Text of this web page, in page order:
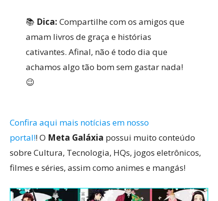
📚 Dica: Compartilhe com os amigos que
amam livros de graça e histórias
cativantes. Afinal, não é todo dia que
achamos algo tão bom sem gastar nada!
😉
Confira aqui mais notícias em nosso
portal!! O Meta Galáxia possui muito conteúdo
sobre Cultura, Tecnologia, HQs, jogos eletrônicos,
filmes e séries, assim como animes e mangás!